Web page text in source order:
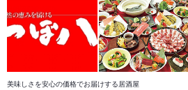
美味しさを安心の価格でお届けする居酒屋